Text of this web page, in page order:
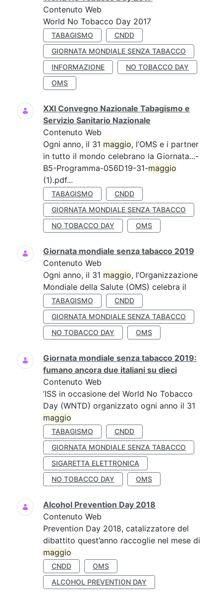
Contenuto Web
World No Tobacco Day 2017
TABAGISMO
CNDD
GIORNATA MONDIALE SENZA TABACCO
INFORMAZIONE
NO TOBACCO DAY
OMS
XXI Convegno Nazionale Tabagismo e
Servizio Sanitario Nazionale
Contenuto Web
Ogni anno, il 31 maggio, l’OMS e i partner
in tutto il mondo celebrano la Giornata...-
B5-Programma-056D19-31-maggio
(1).pdf...
TABAGISMO
CNDD
GIORNATA MONDIALE SENZA TABACCO
NO TOBACCO DAY
OMS
Giornata mondiale senza tabacco 2019
Contenuto Web
Ogni anno, il 31 maggio, l’Organizzazione
Mondiale della Salute (OMS) celebra il
TABAGISMO
CNDD
GIORNATA MONDIALE SENZA TABACCO
NO TOBACCO DAY
OMS
Giornata mondiale senza tabacco 2019:
fumano ancora due italiani su dieci
Contenuto Web
’ISS in occasione del World No Tobacco
Day (WNTD) organizzato ogni anno il 31
maggio
TABAGISMO
CNDD
GIORNATA MONDIALE SENZA TABACCO
SIGARETTA ELETTRONICA
NO TOBACCO DAY
OMS
Alcohol Prevention Day 2018
Contenuto Web
Prevention Day 2018, catalizzatore del
dibattito quest’anno raccoglie nel mese di
maggio
CNDD
OMS
ALCOHOL PREVENTION DAY